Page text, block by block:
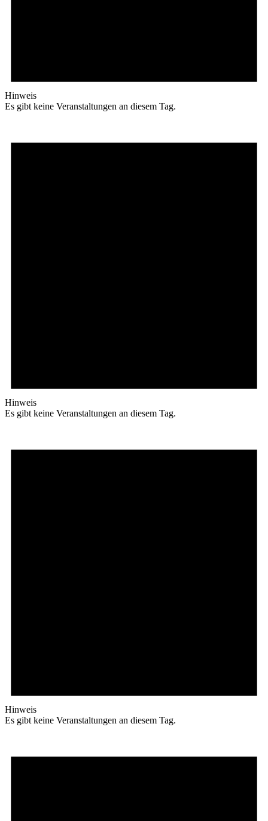
Hinweis
Es gibt keine Veranstaltungen an diesem Tag.
Hinweis
Es gibt keine Veranstaltungen an diesem Tag.
Hinweis
Es gibt keine Veranstaltungen an diesem Tag.